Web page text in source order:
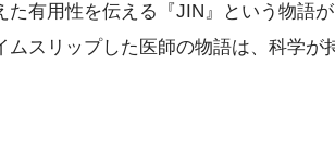
有用性を伝える『JIN』という物語が
スリップした医師の物語は、科学が